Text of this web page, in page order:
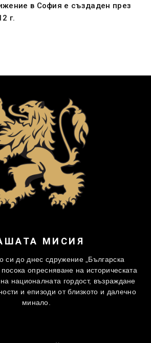
в София е създаден през
г.
МИСИЯ
си до днес сдружение „Българска
опресняване на историческата
националната гордост, възраждане
и епизоди от близкото и далечно
минало.